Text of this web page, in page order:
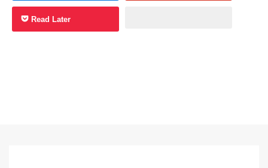
Read Later